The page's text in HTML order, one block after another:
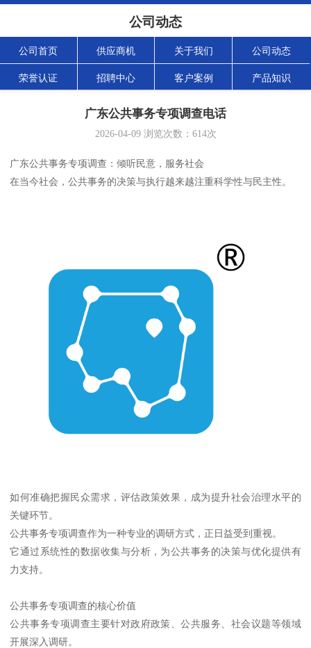
公司动态
公司首页 供应商机 关于我们 公司动态
荣誉认证 招聘中心 客户案例 产品知识
广东公共事务专项调查电话
2026-04-09浏览次数： 614次
广东公共事务专项调查：倾听民意，服务社会
在当今社会，公共事务的决策与执行越来越注重科学性与民主性。
如何准确把握民众需求，评估政策效果，成为提升社会治理水平的
关键环节。
公共事务专项调查作为一种专业的调研方式，正日益受到重视。
它通过系统性的数据收集与分析，为公共事务的决策与优化提供有
力支持。
公共事务专项调查的核心价值
公共事务专项调查主要针对政府政策、公共服务、社会议题等领域
开展深入调研。